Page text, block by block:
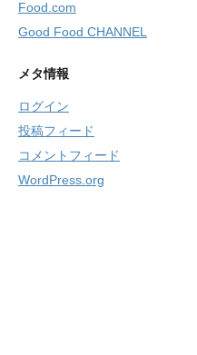
Food.com
Good Food CHANNEL
メタ情報
ログイン
投稿フィード
コメントフィード
WordPress.org